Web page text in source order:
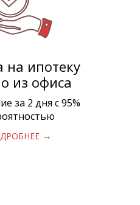
на ипотеку
из офиса
за 2 дня с 95%
→